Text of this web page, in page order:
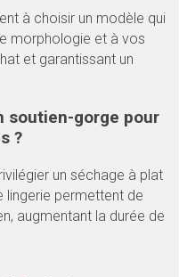
à choisir un modèle qui
morphologie et à vos
et garantissant un
soutien-gorge pour
?
un séchage à plat
lingerie permettent de
augmentant la durée de